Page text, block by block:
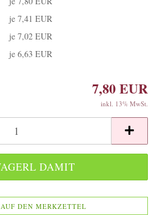
je 7,41 EUR
je 7,02 EUR
je 6,63 EUR
7,80 EUR
inkl. 13% MwSt.
AUF DEN MERKZETTEL